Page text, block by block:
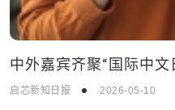
中外嘉宾齐聚“国际中
启芯新知日报 2026-05-10